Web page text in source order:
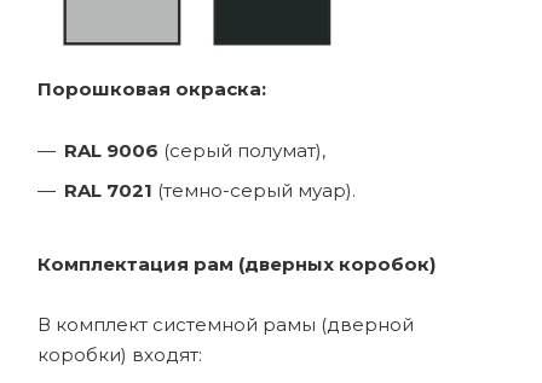
Порошковая окраска:
RAL 9006 (серый полумат),
RAL 7021 (темно-серый муар).
Комплектация рам (дверных коробок)
В комплект системной рамы (дверной
коробки) входят: